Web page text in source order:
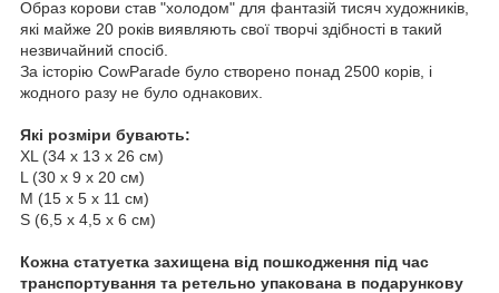
Образ корови став "холодом" для фантазій тисяч художників,
які майже 20 років виявляють свої творчі здібності в такий
незвичайний спосіб.
За історію CowParade було створено понад 2500 корів, і
жодного разу не було однакових.
Які розміри бувають:
XL (34 х 13 х 26 см)
L (30 х 9 х 20 см)
M (15 x 5 x 11 см)
S (6,5 x 4,5 х 6 см)
Кожна статуетка захищена від пошкодження під час
транспортування та ретельно упакована в подарункову